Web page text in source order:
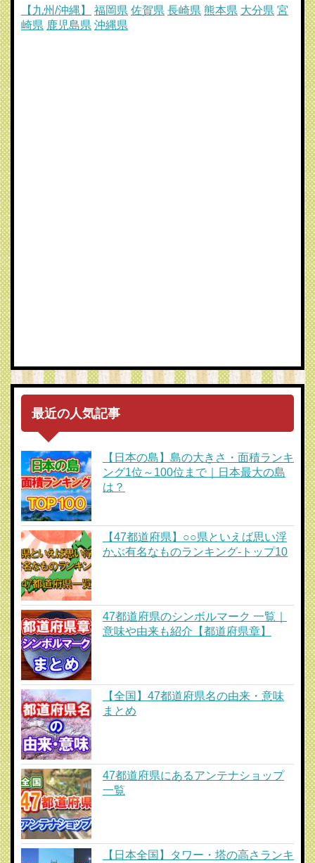
【九州/沖縄】 福岡県 佐賀県 長崎県 熊本県 大分県 宮
崎県 鹿児島県 沖縄県
最近の人気記事
【日本の島】島の大きさ・面積ランキ
ング1位～100位まで｜日本最大の島
は？
【47都道府県】○○県といえば思い浮
かぶ有名なものランキング-トップ10
47都道府県のシンボルマーク 一覧｜
意味や由来も紹介【都道府県章】
【全国】47都道府県名の由来・意味
まとめ
47都道府県にあるアンテナショップ
一覧
【日本全国】タワー・塔の高さランキ